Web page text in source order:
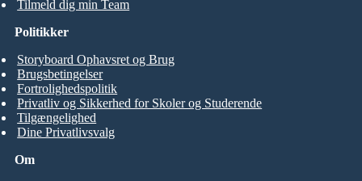
Tilmeld dig min Team
Om
Politikker
Storyboard Ophavsret og Brug
Brugsbetingelser
Fortrolighedspolitik
Privatliv og Sikkerhed for Skoler og Studerende
Tilgængelighed
Dine Privatlivsvalg